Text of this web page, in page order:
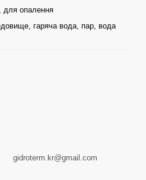
для опалення
гаряча вода, пар, вода
gidroterm.kr@gmail.com